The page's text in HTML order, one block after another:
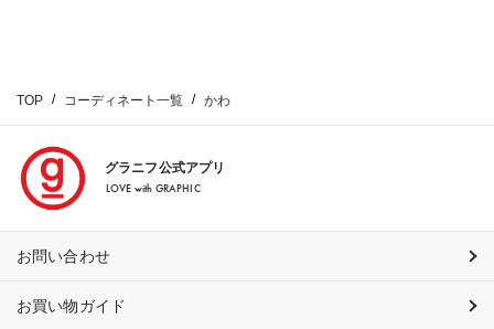
TOP コーディネート一覧 かわ
グラニフ公式アプリ
LOVE with GRAPHIC
お問い合わせ
お買い物ガイド